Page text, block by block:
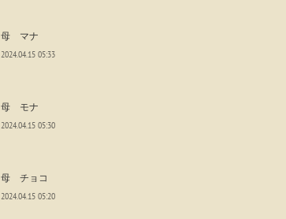
母 マナ
2024.04.15 05:33
母 モナ
2024.04.15 05:30
母 チョコ
2024.04.15 05:20